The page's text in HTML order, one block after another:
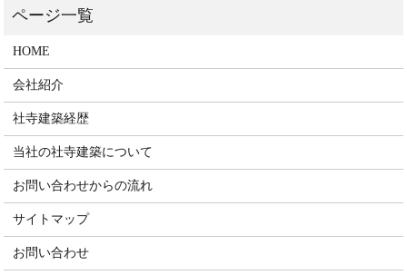
HOME
会社紹介
社寺建築経歴
当社の社寺建築について
お問い合わせからの流れ
サイトマップ
お問い合わせ